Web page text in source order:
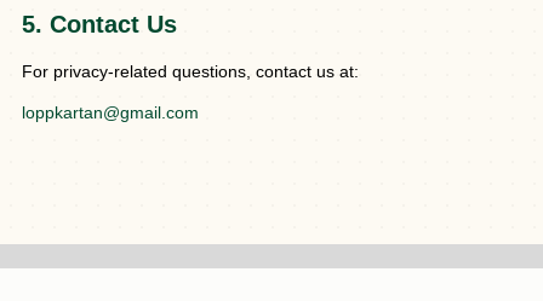
5. Contact Us
For privacy-related questions, contact us at:
loppkartan@gmail.com